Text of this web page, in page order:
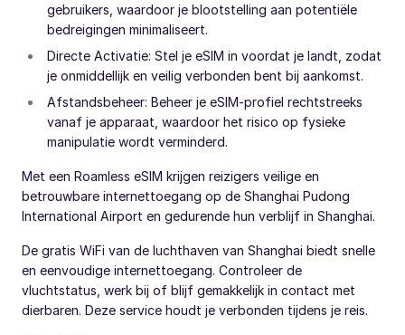
gebruikers, waardoor je blootstelling aan potentiële
bedreigingen minimaliseert.
Directe Activatie: Stel je eSIM in voordat je landt, zodat
je onmiddellijk en veilig verbonden bent bij aankomst.
Afstandsbeheer: Beheer je eSIM-profiel rechtstreeks
vanaf je apparaat, waardoor het risico op fysieke
manipulatie wordt verminderd.
Met een Roamless eSIM krijgen reizigers veilige en
betrouwbare internettoegang op de Shanghai Pudong
International Airport en gedurende hun verblijf in Shanghai.
De gratis WiFi van de luchthaven van Shanghai biedt snelle
en eenvoudige internettoegang. Controleer de
vluchtstatus, werk bij of blijf gemakkelijk in contact met
dierbaren. Deze service houdt je verbonden tijdens je reis.